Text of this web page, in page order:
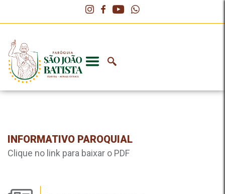
INFORMATIVO PAROQUIAL
Clique no link para baixar o PDF